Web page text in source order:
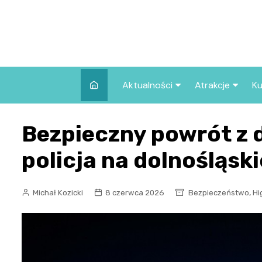
Aktualności
Wszystkie wpisy
Atrakcje
we Wrocławiu
Co warto
Wrocławiu?
Bezpieczny powrót z
policja na
Michał Kozicki 8 czerwca 2026 Bezpieczeństwo,